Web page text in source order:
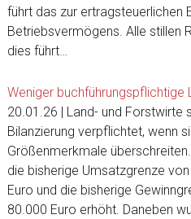
führt das zur ertragsteuerlichen
Betriebsvermögens. Alle stillen
dies führt…
Weniger
20.01.26 | Land- und Forstwirte
Bilanzierung verpflichtet, wenn
Größenmerkmale
die bisherige Umsatzgrenze
Euro und die bisherige
80.000 Euro erhöht. Daneben